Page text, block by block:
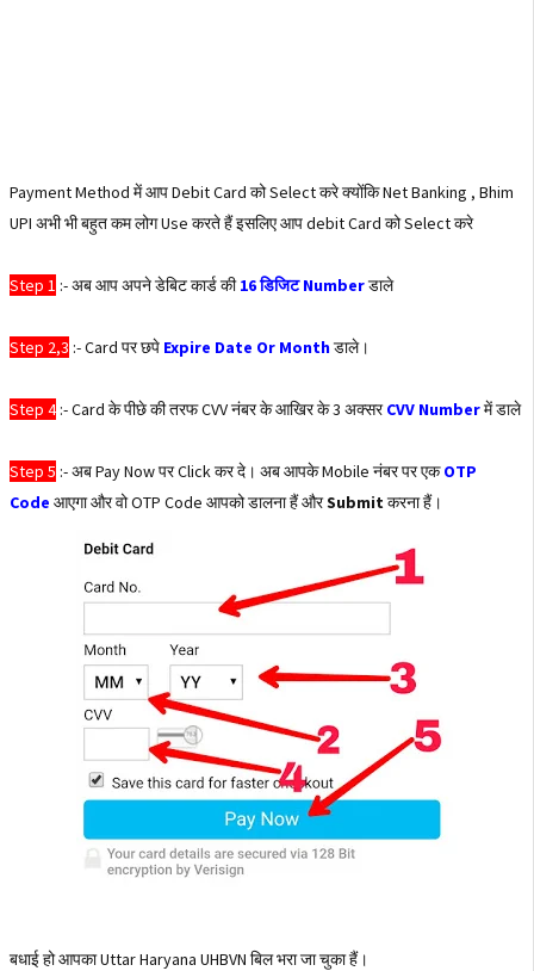
Payment Method में आप Debit Card को Select करे क्योंकि Net Banking , Bhim
UPI अभी भी बहुत कम लोग Use करते हैं इसलिए आप debit Card को Select करे
Step 1 :- अब आप अपने डेबिट कार्ड की16 डिजिट Numberडाले
Step 2,3 :- Card पर छपे Expire Date Or Monthडाले।
Step 4 :- Card के पीछे की तरफ CVV नंबर के आखिर के 3 अक्सरCVV Numberमें डाले
Step 5 :- अब Pay Now पर Click कर दे। अब आपके Mobile नंबर पर एकOTP
Code आएगा और वो OTP Code आपको डालना हैं औरSubmit करना हैं।
बधाई हो आपका Uttar Haryana UHBVN बिल भरा जा चुका हैं।